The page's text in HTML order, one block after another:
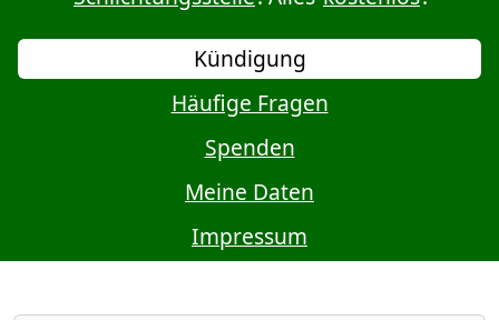
Kündigung
Häufige Fragen
Spenden
Meine Daten
Impressum